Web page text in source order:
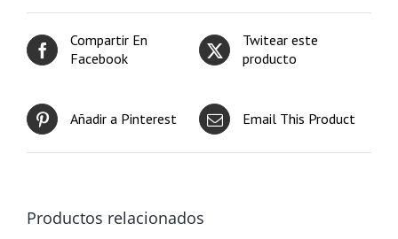
Compartir En
Facebook
Twitear este
producto
Añadir a Pinterest Email This Product
Productos relacionados